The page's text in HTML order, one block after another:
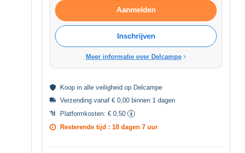
Aanmelden
Inschrijven
Meer informatie over Delcampe
Koop in alle veiligheid op Delcampe
Verzending vanaf € 0,00 binnen 1 dagen
Platformkosten: € 0,50
Resterende tijd : 18 dagen 7 uur